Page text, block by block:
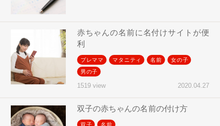
赤ちゃんの名前に名付けサイトが便
利
プレママ マタニティ 名前
女の子
男の子
1519 view 2020.04.27
双子の赤ちゃんの名前の付け方
双子 名前